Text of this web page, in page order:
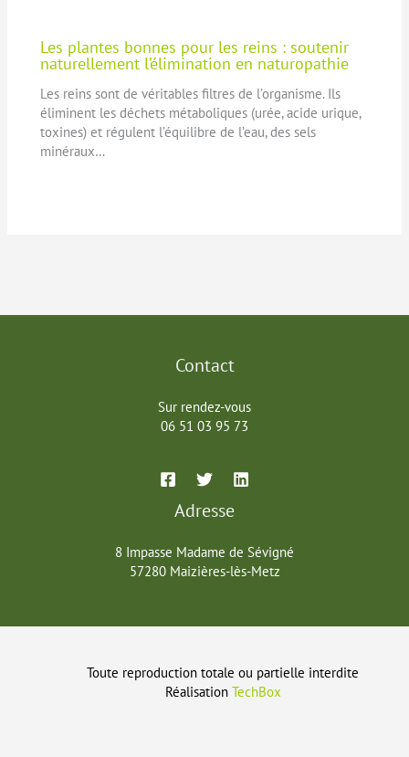
Les plantes bonnes pour les reins : soutenir
naturellement l’élimination en naturopathie
Les reins sont de véritables filtres de l’organisme. Ils
éliminent les déchets métaboliques (urée, acide urique,
toxines) et régulent l’équilibre de l’eau, des sels
minéraux…
Contact
Sur rendez-vous
06 51 03 95 73
Adresse
8 Impasse Madame de Sévigné
57280 Maizières-lès-Metz
Toute reproduction totale ou partielle interdite
Réalisation TechBox